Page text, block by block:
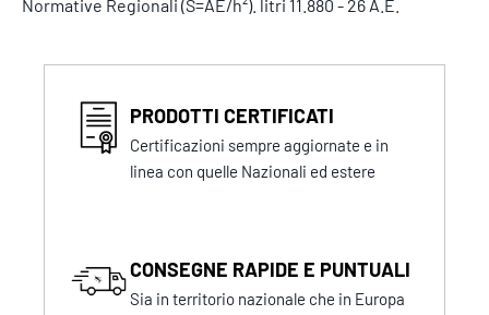
Normative Regionali (S=AE/h²). litri 11.880 - 26 A.E.
PRODOTTI CERTIFICATI
Certificazioni sempre aggiornate e in
linea con quelle Nazionali ed estere
CONSEGNE RAPIDE E PUNTUALI
Sia in territorio nazionale che in Europa